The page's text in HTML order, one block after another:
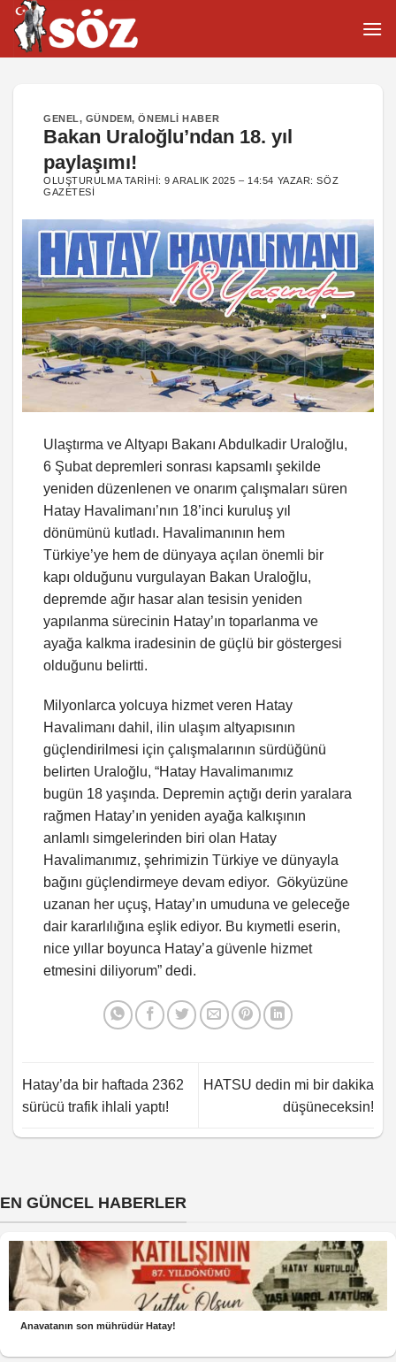
İçeriğe
atla
GENEL, GÜNDEM,ÖNEMLI HABER
Bakan Uraloğlu’ndan 18. yıl
paylaşımı!
OLUŞTURULMA TARIHI:9 ARALIK 2025 – 14:54 YAZAR:SÖZ
GAZETESI
Ulaştırma ve Altyapı Bakanı Abdulkadir Uraloğlu,
6 Şubat depremleri sonrası kapsamlı şekilde
yeniden düzenlenen ve onarım çalışmaları süren
Hatay Havalimanı’nın 18’inci kuruluş yıl
dönümünü kutladı. Havalimanının hem
Türkiye’ye hem de dünyaya açılan önemli bir
kapı olduğunu vurgulayan Bakan Uraloğlu,
depremde ağır hasar alan tesisin yeniden
yapılanma sürecinin Hatay’ın toparlanma ve
ayağa kalkma iradesinin de güçlü bir göstergesi
olduğunu belirtti.
Milyonlarca yolcuya hizmet veren Hatay
Havalimanı dahil, ilin ulaşım altyapısının
güçlendirilmesi için çalışmalarının sürdüğünü
belirten Uraloğlu, “Hatay Havalimanımız
bugün 18 yaşında. Depremin açtığı derin yaralara
rağmen Hatay’ın yeniden ayağa kalkışının
anlamlı simgelerinden biri olan Hatay
Havalimanımız, şehrimizin Türkiye ve dünyayla
bağını güçlendirmeye devam ediyor. Gökyüzüne
uzanan her uçuş, Hatay’ın umuduna ve geleceğe
dair kararlılığına eşlik ediyor. Bu kıymetli eserin,
nice yıllar boyunca Hatay’a güvenle hizmet
etmesini diliyorum” dedi.
Hatay’da bir haftada 2362
sürücü trafik ihlali yaptı!
HATSU dedin mi bir dakika
düşüneceksin!
EN GÜNCEL HABERLER
Anavatanın son mührüdür Hatay!